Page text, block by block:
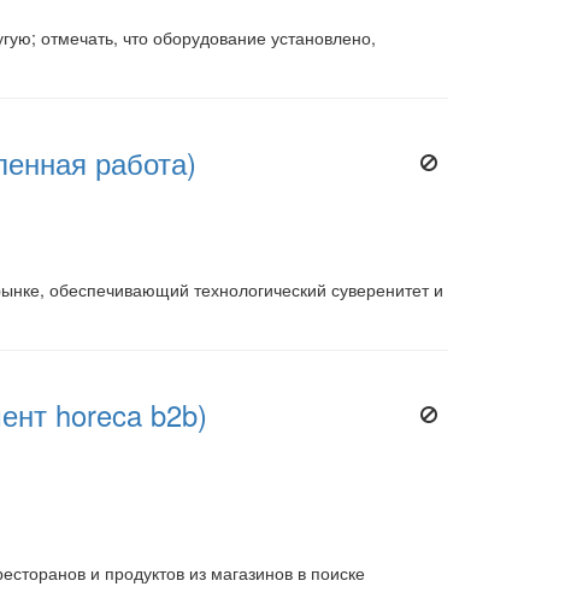
отмечать, что оборудование установлено,
работа)
обеспечивающий технологический суверенитет и
horeca b2b)
и продуктов из магазинов в поиске